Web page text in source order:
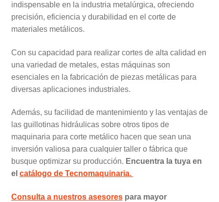
indispensable en la industria metalúrgica, ofreciendo
precisión, eficiencia y durabilidad en el corte de
materiales metálicos.
Con su capacidad para realizar cortes de alta calidad en
una variedad de metales, estas máquinas son
esenciales en la fabricación de piezas metálicas para
diversas aplicaciones industriales.
Además, su facilidad de mantenimiento y las ventajas de
las guillotinas hidráulicas sobre otros tipos de
maquinaria para corte metálico hacen que sean una
inversión valiosa para cualquier taller o fábrica que
busque optimizar su producción. Encuentra la tuya en
el catálogo de Tecnomaquinaria.
Consulta a nuestros asesorespara mayor